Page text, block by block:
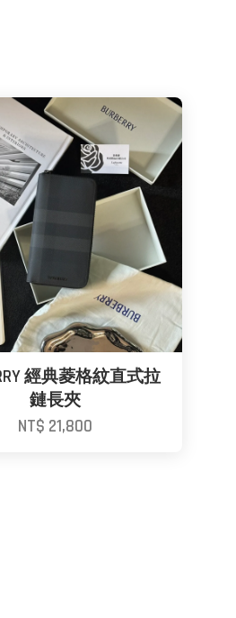
經典菱格紋直式拉
鏈長夾
NT$ 21,800